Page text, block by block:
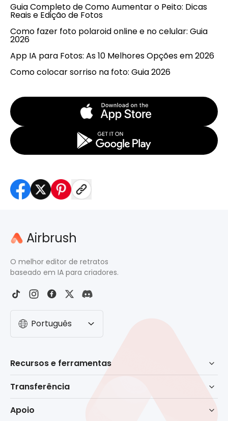
Guia Completo de Como Aumentar o Peito: Dicas
Reais e Edição de Fotos
Como fazer foto polaroid online e no celular: Guia
2026
App IA para Fotos: As 10 Melhores Opções em 2026
Como colocar sorriso na foto: Guia 2026
Airbrush
O melhor editor de retratos
baseado em IA para criadores.
Português
Recursos e ferramentas
Retoque baseado em IA
Borracha
Remover fundo
Transferência
Baixar para Windows
Apoio